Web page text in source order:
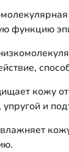
функцию
кожу
и